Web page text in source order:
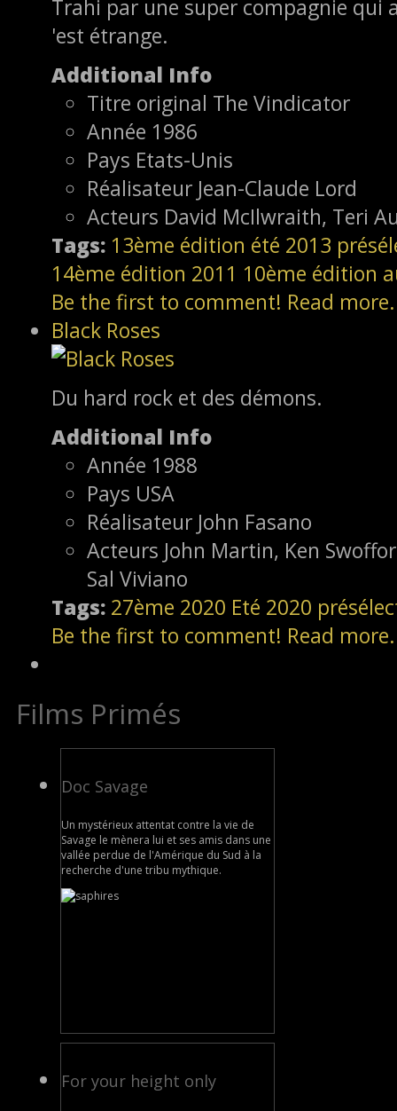
Trahi par une super compagnie qui
'est étrange.
Additional Info
Titre original The Vindicator
Année 1986
Pays Etats-Unis
Réalisateur Jean-Claude Lord
Acteurs David McIlwraith, Teri
Tags: 13ème édition été 2013
14ème édition 2011 10ème édition
Be the first to comment! Read
Black Roses
Du hard rock et des démons.
Additional Info
Année 1988
Pays USA
Réalisateur John Fasano
Acteurs John Martin, Ken
Sal Viviano
Tags: 27ème 2020 Eté 2020
Be the first to comment! Read
Films Primés
Doc Savage
Un mystérieux attentat contre la vie de
Savage le mènera lui et ses amis dans une
vallée perdue de l'Amérique du Sud à la
recherche d'une tribu mythique.
For your height only